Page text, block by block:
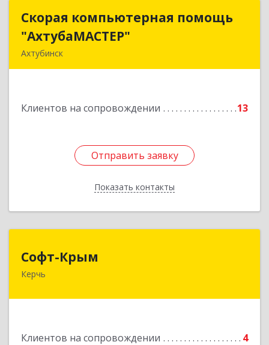
Скорая компьютерная помощь
"АхтубаМАСТЕР"
Ахтубинск
Клиентов на сопровождении 13
Отправить заявку
Показать контакты
Скорая компьютерная помощь
Подробнее
Отправить заявку
Назад
Софт-Крым
Керчь
Клиентов на сопровождении 4
Республика Калмыкия, г. Элиста, ул. Губаревича,